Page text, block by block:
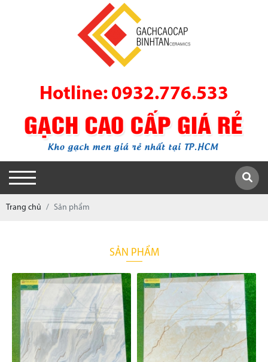
Hotline: 0932.776.533
Trang chủ Sản phẩm
SẢN PHẨM